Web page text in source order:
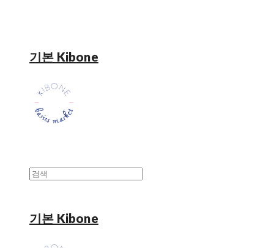
기본 Kibone
기본 Kibone